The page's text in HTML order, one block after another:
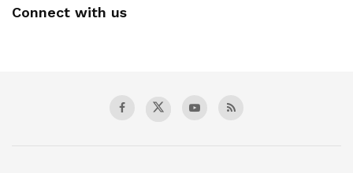
Connect with us